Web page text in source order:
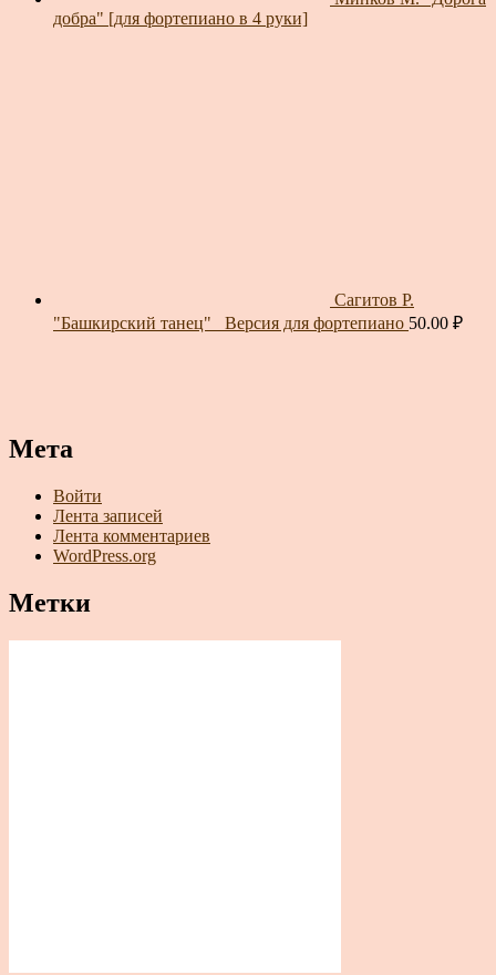
добра" [для фортепиано в 4 руки]
Сагитов Р.
"Башкирский танец"_ Версия для фортепиано 50.00 ₽
Мета
Войти
Лента записей
Лента комментариев
WordPress.org
Метки